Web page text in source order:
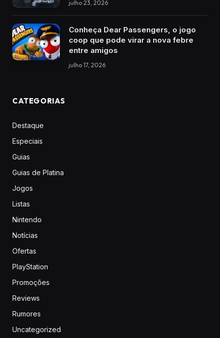
julho 23, 2026
Conheça Dear Passengers, o jogo
coop que pode virar a nova febre
entre amigos
julho 17, 2026
CATEGORIAS
Destaque
Especiais
Guias
Guias de Platina
Jogos
Listas
Nintendo
Notícias
Ofertas
PlayStation
Promoções
Reviews
Rumores
Uncategorized